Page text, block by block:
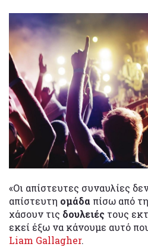
«Οι απίστευτες συναυλίες
απίστευτη ομάδα πίσω από
χάσουν τις δουλειές τους
εκεί έξω να κάνουμε αυτό
Liam Gallagher.